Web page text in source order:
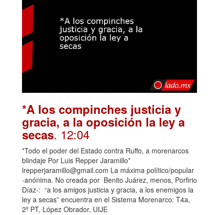
*A los compinches justicia y
gracia, a la oposición la ley a
secas. 12:04
*Todo el poder del Estado contra Ruffo, a morenarcos
blindaje Por Luis Repper Jaramillo*
lrepperjaramillo@gmail.com La máxima político/popular
-anónima. No creada por Benito Juárez, menos, Porfirio
Díaz-: “a los amigos justicia y gracia, a los enemigos la
ley a secas” encuentra en el Sistema Morenarco: T4a,
2º PT, López Obrador, UIJE